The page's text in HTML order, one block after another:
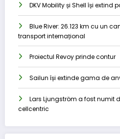
DKV Mobility și Shell își extind
Blue River: 26.123 km cu un
transport internațional
Proiectul Revoy prinde contur
Sailun își extinde gama de
Lars Ljungström a fost numit
cellcentric